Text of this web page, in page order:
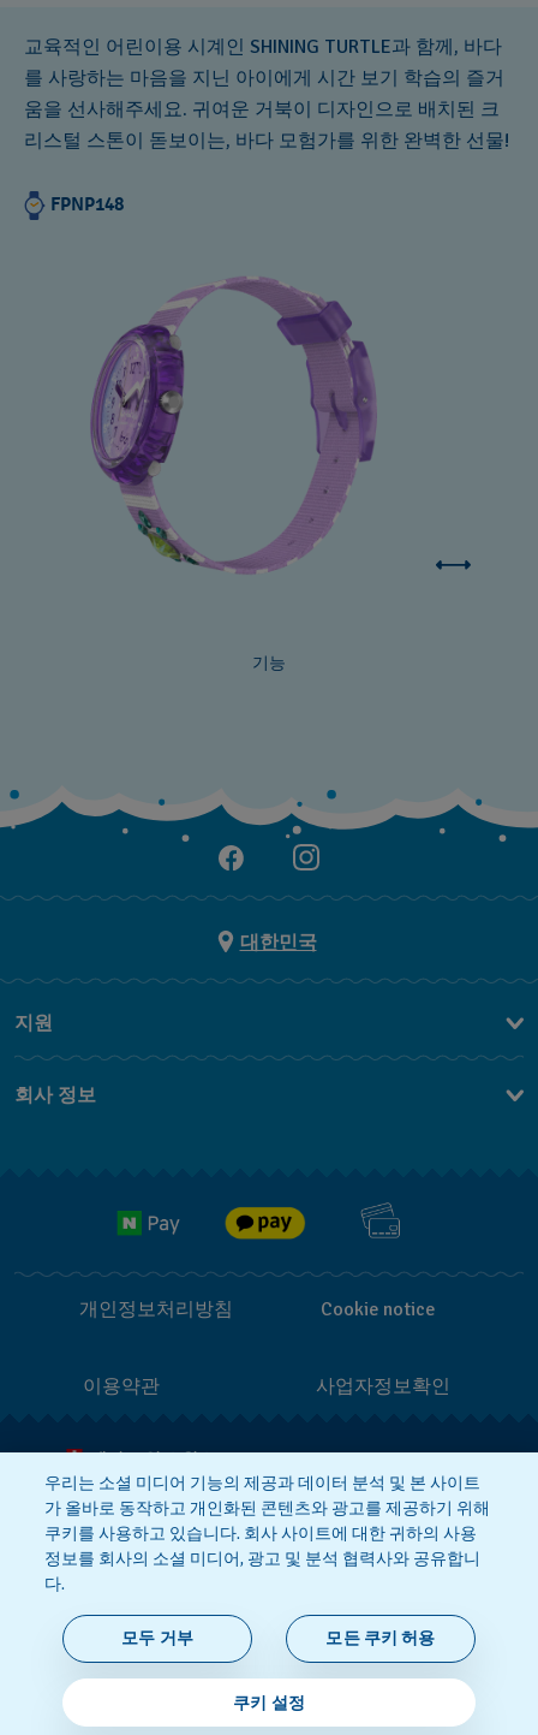
교육적인 어린이용 시계인 SHINING TURTLE과 함께, 바다
를 사랑하는 마음을 지닌 아이에게 시간 보기 학습의 즐거
움을 선사해주세요. 귀여운 거북이 디자인으로 배치된 크
리스털 스톤이 돋보이는, 바다 모험가를 위한 완벽한 선물!
FPNP148
기능
대한민국
지원
FAQ
회사 정보
개인정보처리방침 Cookie notice
이용약관 사업자정보확인
메이드 인 스위스
상호 : 스와치그룹코리아(주)
대표 : STEPHEN DAMON DE LUCCHI
사업자등록번호: 220-81-01107
주소 : 서울특별시 서대문구 충정로
36, 1,2,10,11층동 | 통신판매신고번호:
2018-서울서대문-0765
문의 :connect@swatch.kr
호스팅서비스사업자:
www.akamai.com
개인정보관리책임자 : 유희용
© 2026 Flik Flak, Swatch Ltd.의 부서.
모든 권리 보유.‎
우리는 소셜 미디어 기능의 제공과 데이터 분석 및 본 사이트
가 올바로 동작하고 개인화된 콘텐츠와 광고를 제공하기 위해
쿠키를 사용하고 있습니다. 회사 사이트에 대한 귀하의 사용
정보를 회사의 소셜 미디어, 광고 및 분석 협력사와 공유합니
다.
쿠키 설정
모두 거부 모든 쿠키 허용